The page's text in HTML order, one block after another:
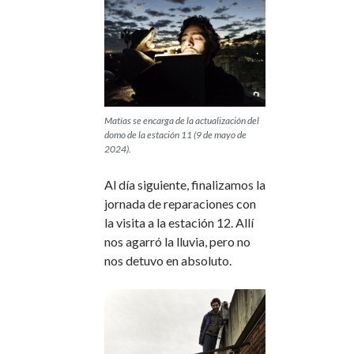
Matías se encarga de la actualización del
domo de la estación 11 (9 de mayo de
2024).
Al día siguiente, finalizamos la
jornada de reparaciones con
la visita a la estación 12. Allí
nos agarró la lluvia, pero no
nos detuvo en absoluto.